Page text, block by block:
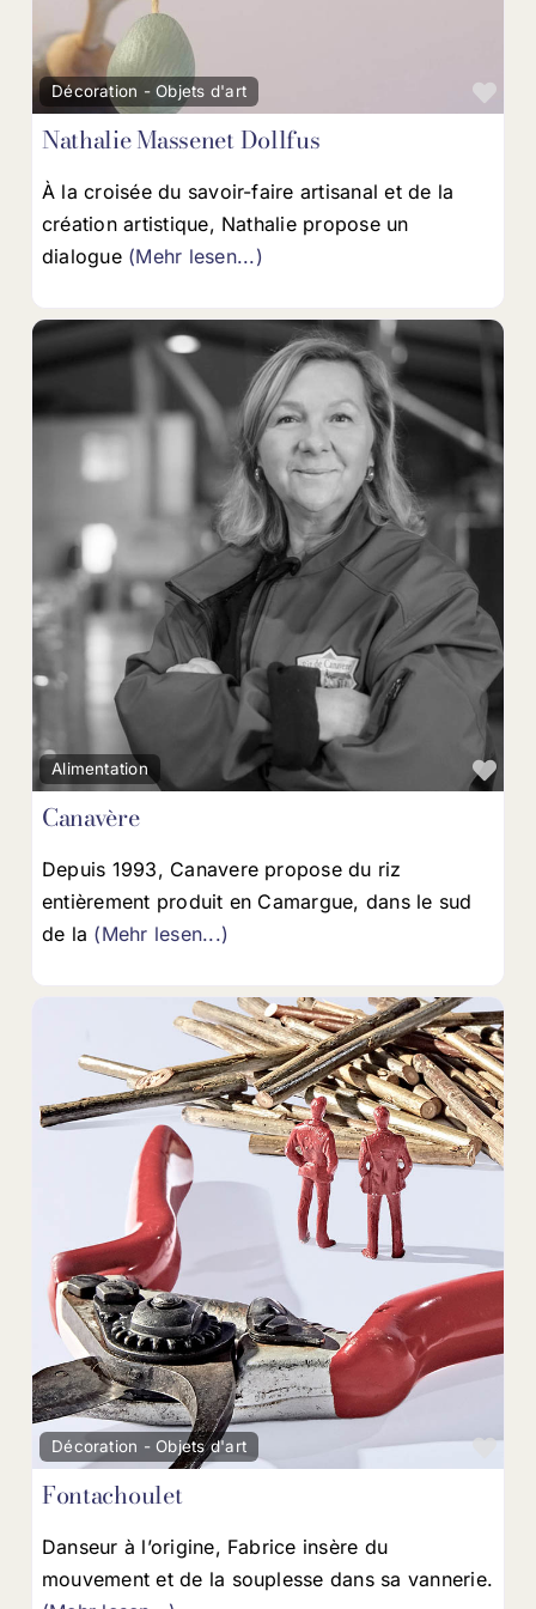
Décoration - Objets d'art
Nathalie Massenet Dollfus
À la croisée du savoir-faire artisanal et de la
création artistique, Nathalie propose un
dialogue (Mehr lesen...)
Alimentation
Canavère
Depuis 1993, Canavere propose du riz
entièrement produit en Camargue, dans le sud
de la (Mehr lesen...)
Décoration - Objets d'art
Fontachoulet
Danseur à l’origine, Fabrice insère du
mouvement et de la souplesse dans sa vannerie.